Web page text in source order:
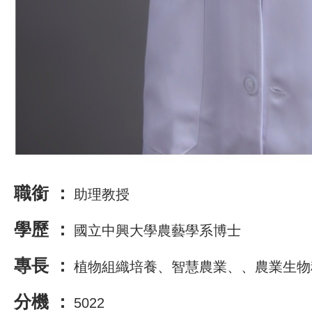
職銜 ： 助理教授
學歷 ： 國立中興大學農藝學系博士
專長 ： 植物組織培養、智慧農業、、農業生
分機 ： 5022